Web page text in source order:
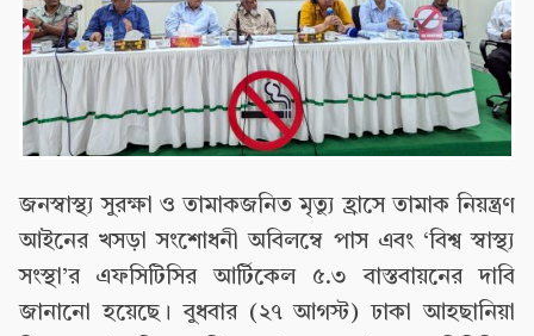
জনস্বাস্থ্য সুরক্ষা ও তামাকজনিত মৃত্যু হ্রাসে তামাক নিয়ন্ত্রণ
আইনের খসড়া সংশোধনী অবিলম্বে পাস এবং ‘বিশ্ব স্বাস্থ্য
সংস্থা’র এফসিটিসির আর্টিকেল ৫.৩ বাস্তবায়নের দাবি
জানানো হয়েছে। বুধবার (২৭ আগস্ট) ঢাকা আহছানিয়া